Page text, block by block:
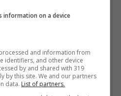
e ti sosterrà quando è
dimenticherò , ma
information on a device
and information from
identifiers, and other device
by and shared with 319
by this site. We and our partners
data. List of partners.